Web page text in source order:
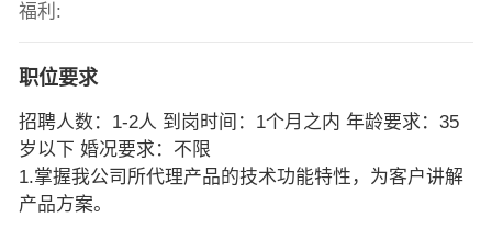
福利:
职位要求
招聘人数：1-2人 到岗时间：1个月之内 年龄要求：35
岁以下 婚况要求：不限
1.掌握我公司所代理产品的技术功能特性，为客户讲解
产品方案。